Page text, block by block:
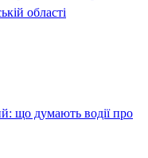
області
що думають водії про